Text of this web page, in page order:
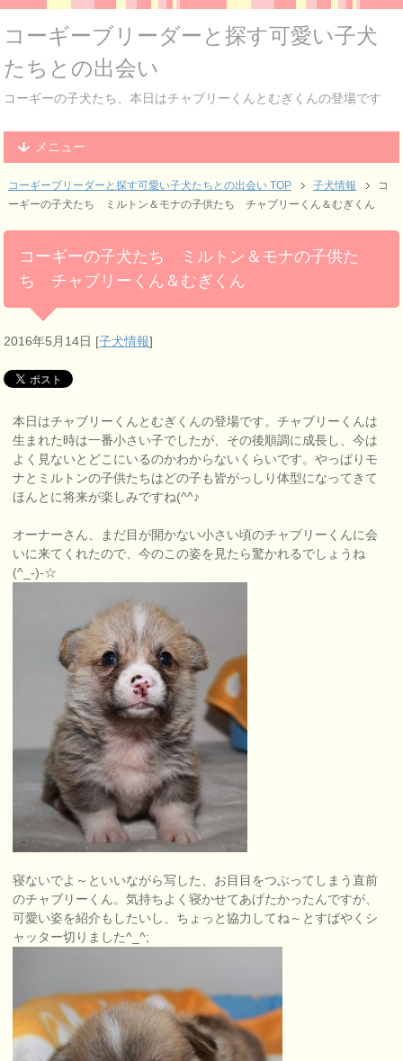
コーギーブリーダーと探す可愛い子犬
たちとの出会い
コーギーの子犬たち、本日はチャブリーくんとむぎくんの登場です
メニュー
コーギーブリーダーと探す可愛い子犬たちとの出会い TOP 子犬情報
コ
ーギーの子犬たち ミルトン＆モナの子供たち チャブリーくん＆むぎくん
コーギーの子犬たち ミルトン＆モナの子供た
ち チャブリーくん＆むぎくん
2016年5月14日 [子犬情報]
本日はチャブリーくんとむぎくんの登場です。チャブリーくんは
生まれた時は一番小さい子でしたが、その後順調に成長し、今は
よく見ないとどこにいるのかわからないくらいです。やっぱりモ
ナとミルトンの子供たちはどの子も皆がっしり体型になってきて
ほんとに将来が楽しみですね(^^♪
オーナーさん、まだ目が開かない小さい頃のチャブリーくんに会
いに来てくれたので、今のこの姿を見たら驚かれるでしょうね
(^_-)-☆
寝ないでよ～といいながら写した、お目目をつぶってしまう直前
のチャブリーくん。気持ちよく寝かせてあげたかったんですが、
可愛い姿を紹介もしたいし、ちょっと協力してね～とすばやくシ
ャッター切りました^_^;